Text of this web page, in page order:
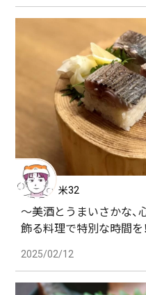
米32
〜美酒とうまいさかな、
飾る料理で特別な時間を
2025/02/12